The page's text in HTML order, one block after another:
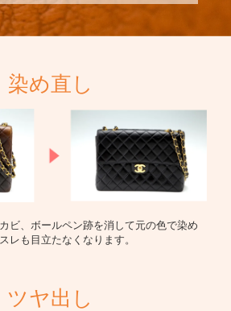
染め直し
ビ、ボールペン跡を消して元の色で染め
レも目立たなくなります。
ツヤ出し